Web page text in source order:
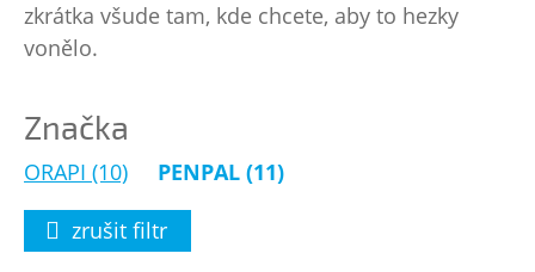
zkrátka všude tam, kde chcete, aby to hezky
vonělo.
Značka
ORAPI (10) PENPAL (11)
zrušit filtr